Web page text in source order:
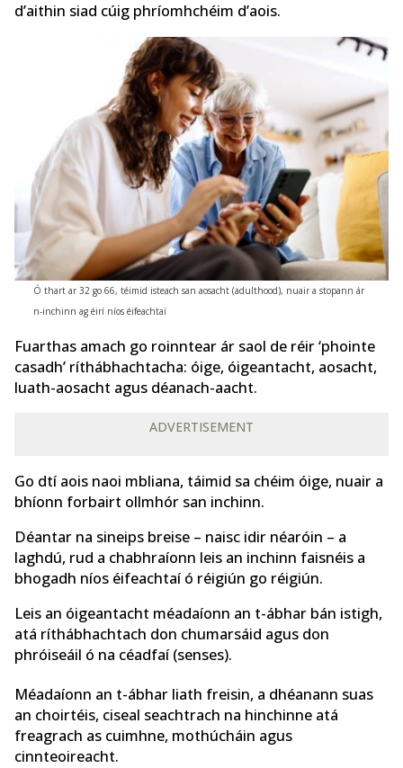
d’aithin siad cúig phríomhchéim d’aois.
Ó thart ar 32 go 66, téimid isteach san aosacht (adulthood), nuair a stopann ár
n-inchinn ag éirí níos éifeachtaí
Fuarthas amach go roinntear ár saol de réir ‘phointe
casadh’ ríthábhachtacha: óige, óigeantacht, aosacht,
luath-aosacht agus déanach-aacht.
ADVERTISEMENT
Go dtí aois naoi mbliana, táimid sa chéim óige, nuair a
bhíonn forbairt ollmhór san inchinn.
Déantar na sineips breise – naisc idir néaróin – a
laghdú, rud a chabhraíonn leis an inchinn faisnéis a
bhogadh níos éifeachtaí ó réigiún go réigiún.
Leis an óigeantacht méadaíonn an t-ábhar bán istigh,
atá ríthábhachtach don chumarsáid agus don
phróiseáil ó na céadfaí (senses).
Méadaíonn an t-ábhar liath freisin, a dhéanann suas
an choirtéis, ciseal seachtrach na hinchinne atá
freagrach as cuimhne, mothúcháin agus
cinnteoireacht.